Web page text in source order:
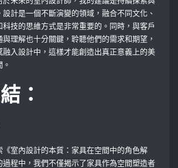
設計是一個不斷演變的領域，融合不同文化、
科技的思維方式是非常重要的。同時，與客戶
與理解也十分關鍵，聆聽他們的需求和期望，
融入設計中，這樣才能創造出真正意義上的美
：
《室內設計的本質：家具在空間中的角色解
過程中，我們不僅揭示了家具作為空間塑造者